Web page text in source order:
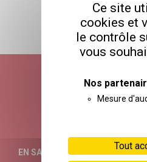
Ce site
cookies et
le contrôle
vous
Nos
Mesure
Tout
RETOUR
EN SAVOIR PLUS SUR